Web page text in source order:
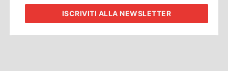
ISCRIVITI ALLA NEWSLETTER